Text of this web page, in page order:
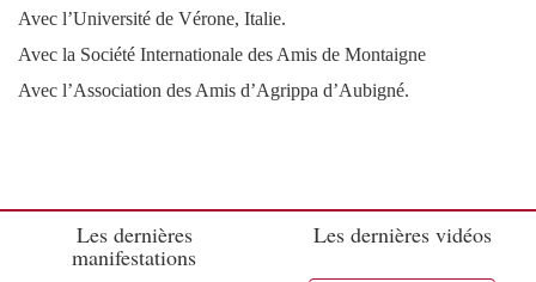
Avec l’Université de Vérone, Italie.
Avec la Société Internationale des Amis de Montaigne
Avec l’Association des Amis d’Agrippa d’Aubigné.
Les dernières
manifestations
Les dernières vidéos